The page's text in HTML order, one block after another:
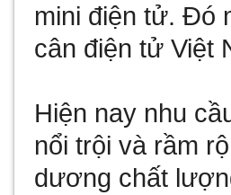
mini điện tử. Đó
cân điện tử Việt
Hiện nay nhu
nổi trội và rầm
dương chất